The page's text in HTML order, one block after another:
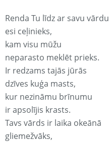
Renda Tu līdz ar savu vārdu
esi ceļinieks,
kam visu mūžu
neparasto meklēt prieks.
Ir redzams tajās jūrās
dzīves kuģa masts,
kur nezināmu brīnumu
ir apsolījis krasts.
Tavs vārds ir laika okeānā
gliemežvāks,